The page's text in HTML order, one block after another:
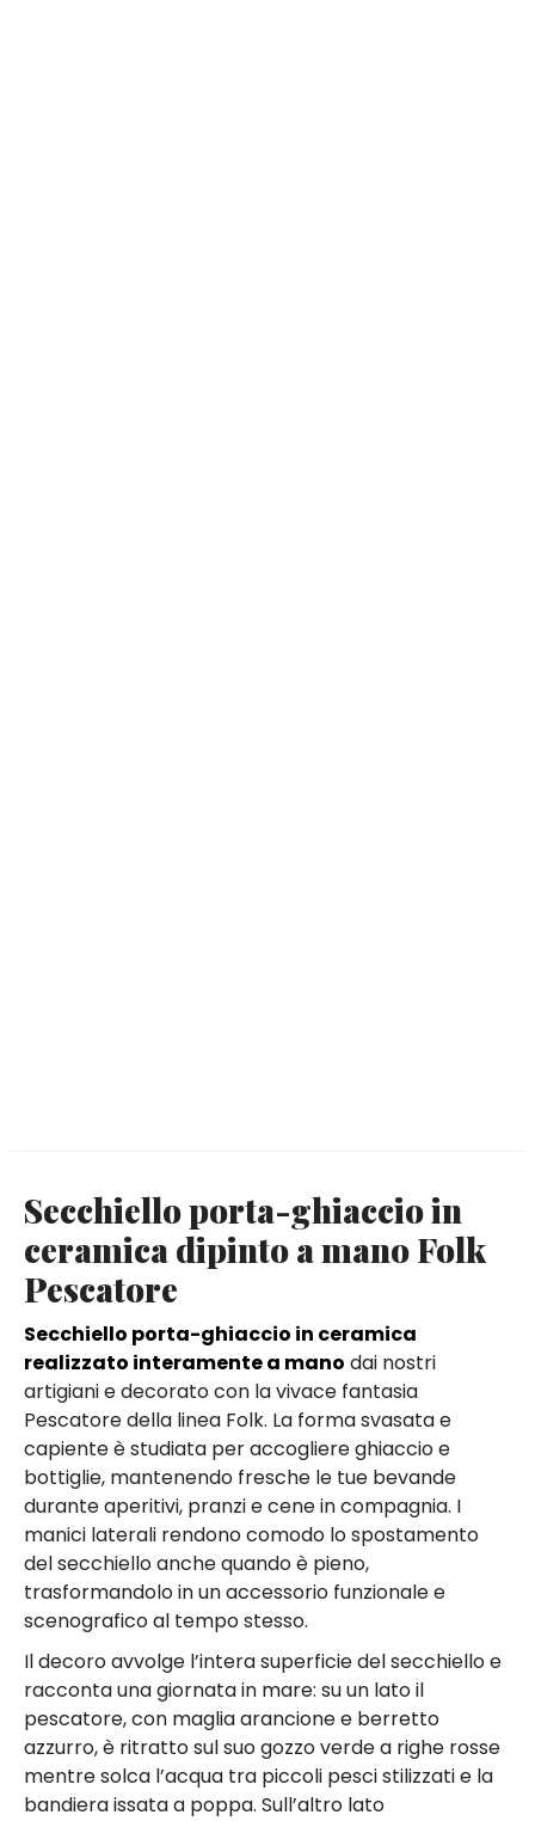
Secchiello porta-ghiaccio in
ceramica dipinto a mano Folk
Pescatore
Secchiello porta-ghiaccio in ceramica
realizzato interamente a mano dai nostri
artigiani e decorato con la vivace fantasia
Pescatore della linea Folk. La forma svasata e
capiente è studiata per accogliere ghiaccio e
bottiglie, mantenendo fresche le tue bevande
durante aperitivi, pranzi e cene in compagnia. I
manici laterali rendono comodo lo spostamento
del secchiello anche quando è pieno,
trasformandolo in un accessorio funzionale e
scenografico al tempo stesso.
Il decoro avvolge l’intera superficie del secchiello e
racconta una giornata in mare: su un lato il
pescatore, con maglia arancione e berretto
azzurro, è ritratto sul suo gozzo verde a righe rosse
mentre solca l’acqua tra piccoli pesci stilizzati e la
bandiera issata a poppa. Sull’altro lato